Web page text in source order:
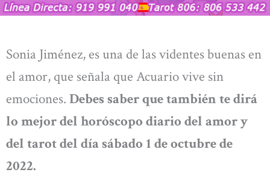
Sonia Jiménez, es una de las videntes buenas en
el amor, que señala que Acuario vive sin
emociones. Debes saber que también te dirá
lo mejor del horóscopo diario del amor y
del tarot del día sábado 1 de octubre de
2022.